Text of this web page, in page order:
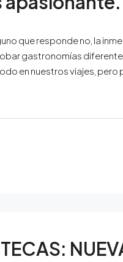
que responde no, la
gastronomías diferentes,
en nuestros viajes,